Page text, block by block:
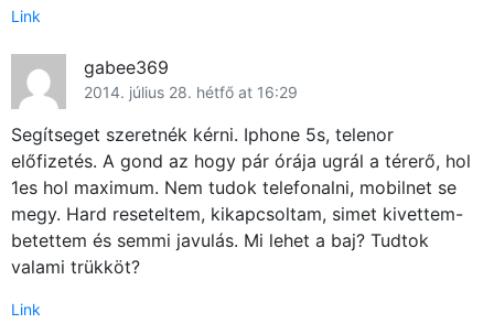
Link
gabee369
2014. július 28. hétfő at 16:29
Segítseget szeretnék kérni. Iphone 5s, telenor
előfizetés. A gond az hogy pár órája ugrál a térerő, hol
1es hol maximum. Nem tudok telefonalni, mobilnet se
megy. Hard reseteltem, kikapcsoltam, simet kivettem-
betettem és semmi javulás. Mi lehet a baj? Tudtok
valami trükköt?
Link